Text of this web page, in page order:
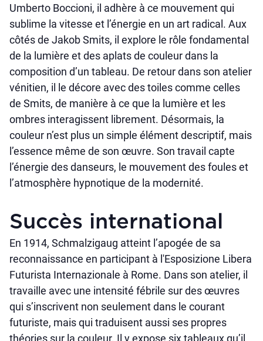
Umberto Boccioni, il adhère à ce mouvement qui
sublime la vitesse et l’énergie en un art radical. Aux
côtés de Jakob Smits, il explore le rôle fondamental
de la lumière et des aplats de couleur dans la
composition d’un tableau. De retour dans son atelier
vénitien, il le décore avec des toiles comme celles
de Smits, de manière à ce que la lumière et les
ombres interagissent librement. Désormais, la
couleur n’est plus un simple élément descriptif, mais
l’essence même de son œuvre. Son travail capte
l’énergie des danseurs, le mouvement des foules et
l’atmosphère hypnotique de la modernité.
Succès international
En 1914, Schmalzigaug atteint l’apogée de sa
reconnaissance en participant à l'Esposizione Libera
Futurista Internazionale à Rome. Dans son atelier, il
travaille avec une intensité fébrile sur des œuvres
qui s’inscrivent non seulement dans le courant
futuriste, mais qui traduisent aussi ses propres
théories sur la couleur. Il y expose six tableaux qu’il